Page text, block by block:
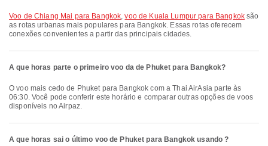
voo de Chiang Mai para Bangkok,voo de Kuala Lumpur para Bangkoksão
as rotas urbanas mais populares para Bangkok. Essas rotas oferecem
conexões convenientes a partir das principais cidades.
A que horas parte o primeiro voo da de Phuket para Bangkok?
O voo mais cedo de Phuket para Bangkok com a Thai AirAsia parte às
06:30. Você pode conferir este horário e comparar outras opções de voos
disponíveis no Airpaz.
A que horas sai o último voo de Phuket para Bangkok usando ?